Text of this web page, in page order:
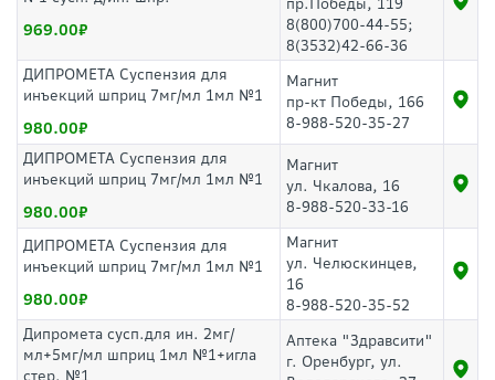
969.00
пр.Победы, 119
8(800)700-44-55;
8(3532)42-66-36
ДИПРОМЕТА Суспензия для
инъекций шприц 7мг/мл 1мл №1
980.00
Магнит
пр-кт Победы, 166
8-988-520-35-27
ДИПРОМЕТА Суспензия для
инъекций шприц 7мг/мл 1мл №1
980.00
Магнит
ул. Чкалова, 16
8-988-520-33-16
ДИПРОМЕТА Суспензия для
инъекций шприц 7мг/мл 1мл №1
980.00
Магнит
ул. Челюскинцев,
16
8-988-520-35-52
Дипромета сусп.для ин. 2мг/
мл+5мг/мл шприц 1мл №1+игла
стер. №1
Аптека "Здравсити"
г. Оренбург, ул.